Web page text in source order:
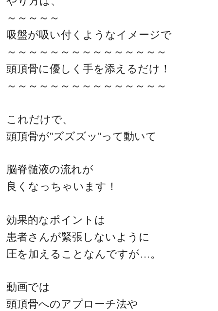
～～～～～
吸盤が吸い付くようなイメージで
～～～～～～～～～～～～～～～
頭頂骨に優しく手を添えるだけ！
～～～～～～～～～～～～～～～
これだけで、
頭頂骨が”ズズズッ”って動いて
脳脊髄液の流れが
良くなっちゃいます！
効果的なポイントは
患者さんが緊張しないように
圧を加えることなんですが…。
動画では
頭頂骨へのアプローチ法や